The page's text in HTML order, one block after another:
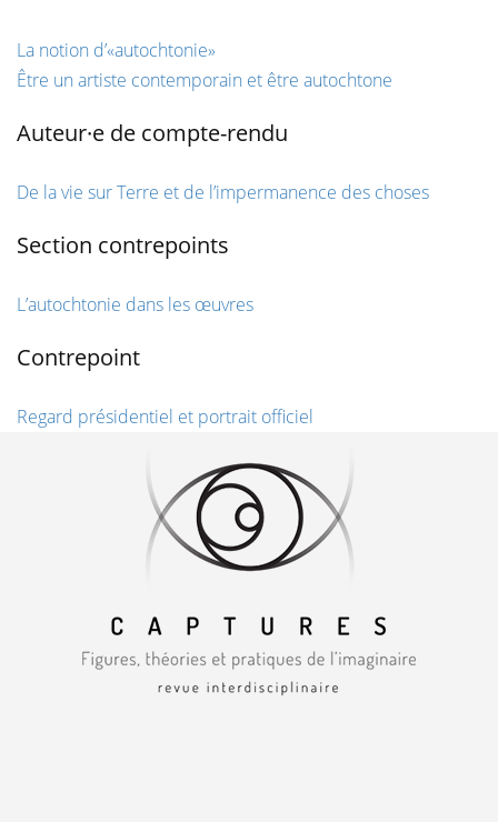
La notion d’«autochtonie»
Être un artiste contemporain et être autochtone
Auteur·e de compte-rendu
De la vie sur Terre et de l’impermanence des choses
Section contrepoints
L’autochtonie dans les œuvres
Contrepoint
Regard présidentiel et portrait officiel